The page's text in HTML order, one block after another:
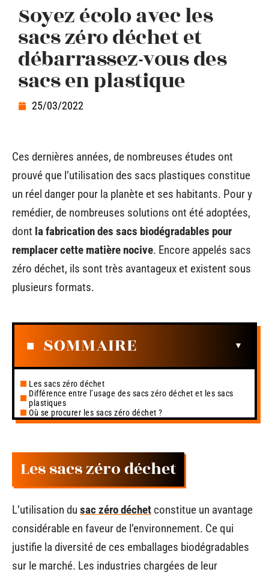
Soyez écolo avec les
sacs zéro déchet et
débarrassez-vous des
sacs en plastique
25/03/2022
Ces dernières années, de nombreuses études ont
prouvé que l’utilisation des sacs plastiques constitue
un réel danger pour la planète et ses habitants. Pour y
remédier, de nombreuses solutions ont été adoptées,
dont la fabrication des sacs biodégradables pour
remplacer cette matière nocive. Encore appelés sacs
zéro déchet, ils sont très avantageux et existent sous
plusieurs formats.
SOMMAIRE
Les sacs zéro déchet
Différence entre l’usage des sacs zéro déchet et les sacs
plastiques
Où se procurer les sacs zéro déchet ?
Les sacs zéro déchet
L’utilisation du sac zéro déchet constitue un avantage
considérable en faveur de l’environnement. Ce qui
justifie la diversité de ces emballages biodégradables
sur le marché. Les industries chargées de leur